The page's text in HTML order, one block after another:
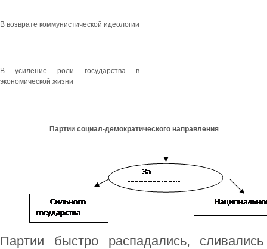
В возврате коммунистической идеологии
В усиление роли государства в
экономической жизни
Партии социал-демократического направления
Партии быстро распадались,